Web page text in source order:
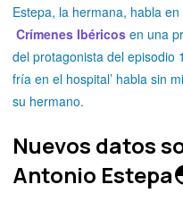
Estepa, la hermana, habla
Crímenes Ibéricos en una
del protagonista del episodio
fría en el hospital’ habla sin
su hermano.
Nuevos datos
Antonio